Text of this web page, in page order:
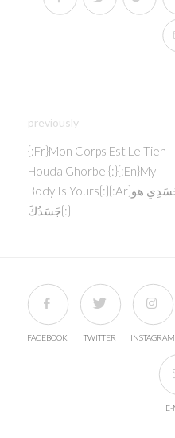
previously
{:fr}Mon Corps Est Le Tien -
Houda Ghorbel{:}{:en}My
Body Is Yours{:}{:ar}جَسَدِي هو
جَسَدُكَ{:}
FACEBOOK TWITTER INSTAGRAM
E-